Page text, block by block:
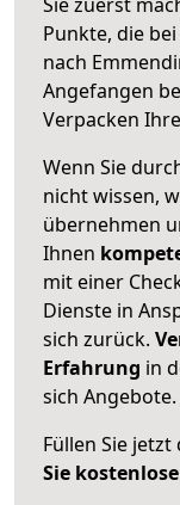
Punkte, die
nach
Angefangen
Verpacken
Wenn Sie
nicht wissen,
übernehmen
Ihnen
mit einer
Dienste in
sich zurück.
Erfahrung in
sich Angebote.
Füllen Sie
Sie